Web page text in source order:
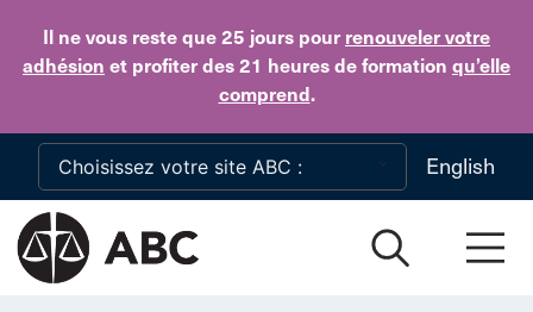
Il ne vous reste que 25 jours pour renouveler votre
adhésion et profiter des 21 heures de formation qu’elle
comprend.
Skip to main content
English